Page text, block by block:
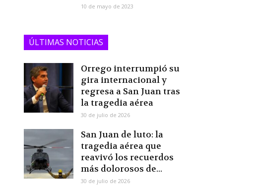
10 de mayo de 2023
ÚLTIMAS NOTICIAS
Orrego interrumpió su
gira internacional y
regresa a San Juan tras
la tragedia aérea
30 de julio de 2026
San Juan de luto: la
tragedia aérea que
reavivó los recuerdos
más dolorosos de...
30 de julio de 2026